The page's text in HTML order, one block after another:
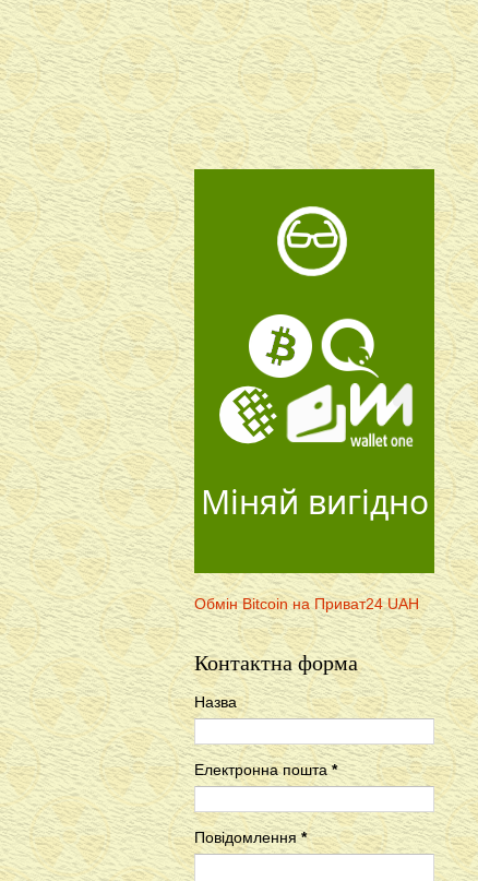
Міняй вигідно
Обмін Bitcoin на Приват24 UAH
Контактна форма
Назва
Електронна пошта*
Повідомлення*